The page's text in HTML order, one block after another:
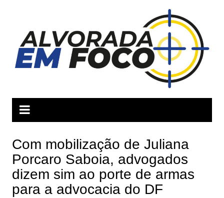
conteúdo
Com mobilização de Juliana
Porcaro Saboia, advogados
dizem sim ao porte de armas
para a advocacia do DF